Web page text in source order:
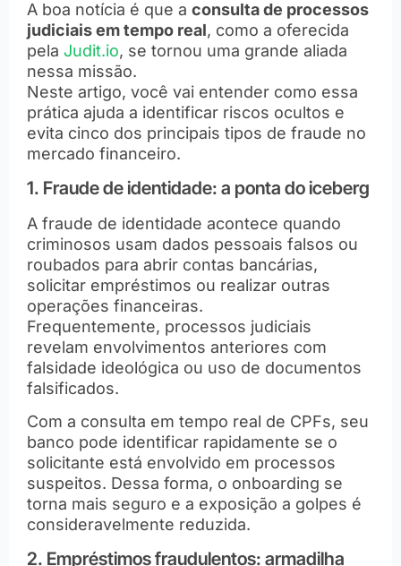
A boa notícia é que a consulta de processos
judiciais em tempo real, como a oferecida
pela Judit.io, se tornou uma grande aliada
nessa missão.
Neste artigo, você vai entender como essa
prática ajuda a identificar riscos ocultos e
evita cinco dos principais tipos de fraude no
mercado financeiro.
1. Fraude de identidade: a ponta do iceberg
A fraude de identidade acontece quando
criminosos usam dados pessoais falsos ou
roubados para abrir contas bancárias,
solicitar empréstimos ou realizar outras
operações financeiras.
Frequentemente, processos judiciais
revelam envolvimentos anteriores com
falsidade ideológica ou uso de documentos
falsificados.
Com a consulta em tempo real de CPFs, seu
banco pode identificar rapidamente se o
solicitante está envolvido em processos
suspeitos. Dessa forma, o onboarding se
torna mais seguro e a exposição a golpes é
consideravelmente reduzida.
2. Empréstimos fraudulentos: armadilha